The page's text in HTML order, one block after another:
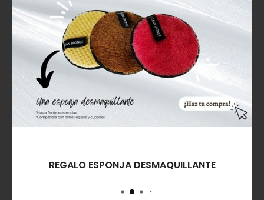
Estética Carmen Seijo
, estaremos encantados de
poder asesorarte de manera totalmente
personalizada.
ENTRADAS RELACIONADAS
REGALO ESPONJA DESMAQUILLANTE